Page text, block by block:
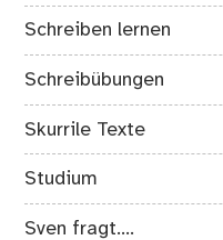
Schreiben lernen
Schreibübungen
Skurrile Texte
Studium
Sven fragt….